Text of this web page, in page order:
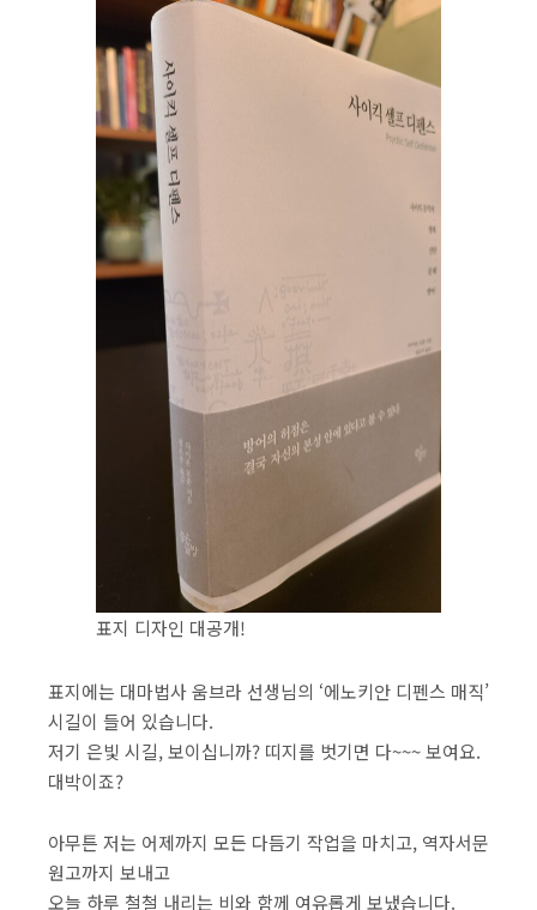
표지 디자인 대공개!
표지에는 대마법사 움브라 선생님의 ‘에노키안 디펜스 매직’
시길이 들어 있습니다.
저기 은빛 시길, 보이십니까? 띠지를 벗기면 다~~~ 보여요.
대박이죠?
아무튼 저는 어제까지 모든 다듬기 작업을 마치고, 역자서문
원고까지 보내고
오늘 하루 철철 내리는 비와 함께 여유롭게 보냈습니다.